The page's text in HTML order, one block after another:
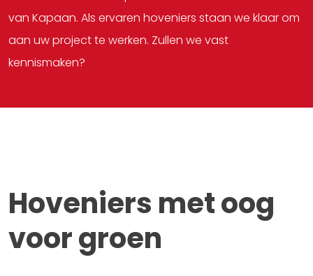
van Kapaan. Als ervaren hoveniers staan we klaar om
aan uw project te werken. Zullen we vast
kennismaken?
Hoveniers met oog
voor groen